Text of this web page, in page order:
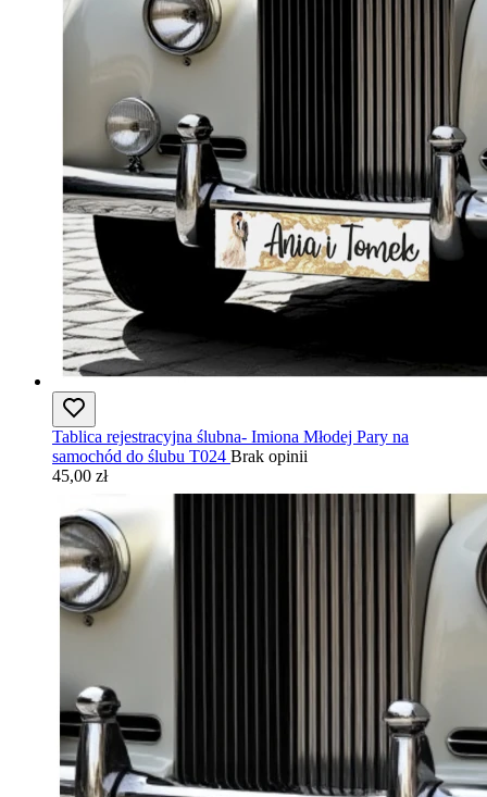
Tablica rejestracyjna ślubna- Imiona Młodej Pary na
samochód do ślubu T024 Brak opinii
45,00 zł